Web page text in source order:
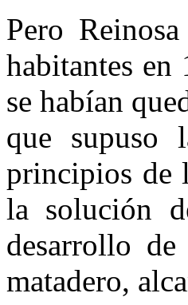
Pero
habitantes
se habían
que supuso
principios de
la solución
desarrollo de
matadero,